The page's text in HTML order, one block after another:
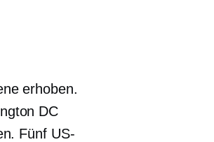
erhoben.
DC
Fünf US-